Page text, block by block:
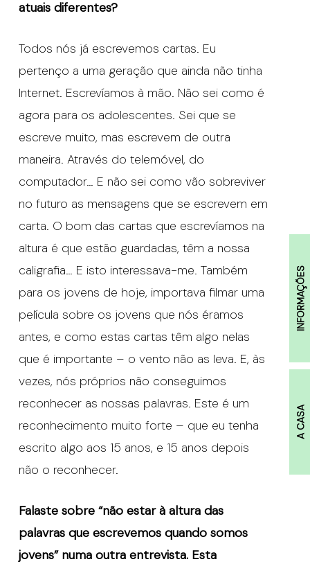
INFORMAÇÕES
A CASA
atuais diferentes?
Todos nós já escrevemos cartas. Eu
pertenço a uma geração que ainda não tinha
Internet. Escrevíamos à mão. Não sei como é
agora para os adolescentes. Sei que se
escreve muito, mas escrevem de outra
maneira. Através do telemóvel, do
computador… E não sei como vão sobreviver
no futuro as mensagens que se escrevem em
carta. O bom das cartas que escrevíamos na
altura é que estão guardadas, têm a nossa
caligrafia… E isto interessava-me. Também
para os jovens de hoje, importava filmar uma
película sobre os jovens que nós éramos
antes, e como estas cartas têm algo nelas
que é importante – o vento não as leva. E, às
vezes, nós próprios não conseguimos
reconhecer as nossas palavras. Este é um
reconhecimento muito forte – que eu tenha
escrito algo aos 15 anos, e 15 anos depois
não o reconhecer.
Falaste sobre “não estar à altura das
palavras que escrevemos quando somos
jovens” numa outra entrevista. Esta